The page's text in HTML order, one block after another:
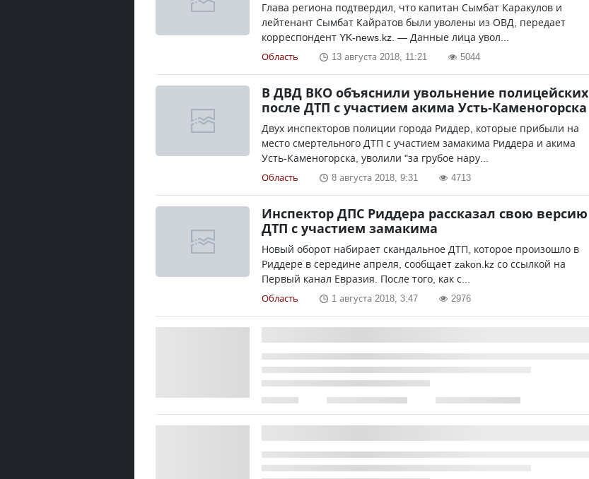
Глава региона подтвердил, что капитан Сымбат Каракулов и
лейтенант Сымбат Кайратов были уволены из ОВД, передает
корреспондент YK-news.kz. — Данные лица увол...
Область 13 августа 2018, 11:21 5044
В ДВД ВКО объяснили увольнение полицейских
после ДТП с участием акима Усть-Каменогорска
Двух инспекторов полиции города Риддер, которые прибыли на
место смертельного ДТП с участием замакима Риддера и акима
Усть-Каменогорска, уволили "за грубое нару...
Область 8 августа 2018, 9:31 4713
Инспектор ДПС Риддера рассказал свою версию
ДТП с участием замакима
Новый оборот набирает скандальное ДТП, которое произошло в
Риддере в середине апреля, сообщает zakon.kz со ссылкой на
Первый канал Евразия. После того, как с...
Область 1 августа 2018, 3:47 2976